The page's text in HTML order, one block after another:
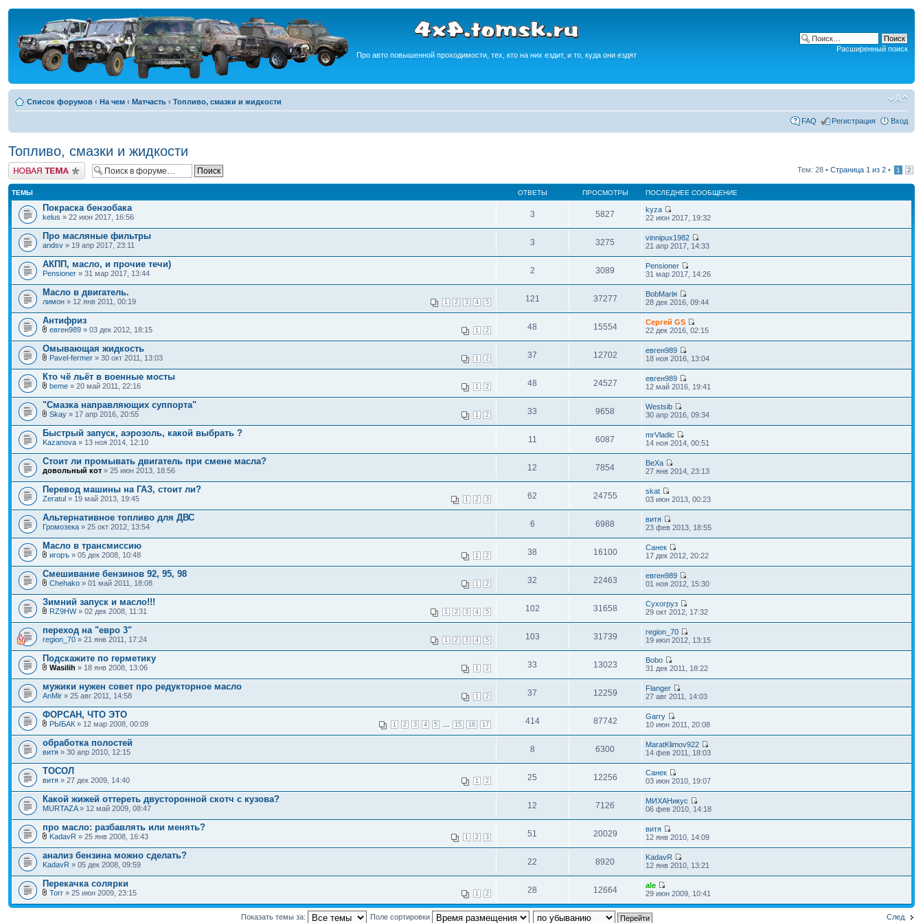
Про авто повышенной проходимости, тех, кто на них ездит, и то, куда они ездят
Расширенный поиск
Список форумов ‹ На чем ‹ Матчасть ‹ Топливо, смазки и жидкости
FAQ Регистрация Вход
Топливо, смазки и жидкости
Новая тема Тем: 28 • Страница 1 из 2 • 1 2
ТЕМЫ ОТВЕТЫ ПРОСМОТРЫ ПОСЛЕДНЕЕ СООБЩЕНИЕ
Покраска бензобака
kelus » 22 июн 2017, 16:56 3 5827
kyza
22 июн 2017, 19:32
Про масляные фильтры
andsv » 19 апр 2017, 23:11 3 3275
vinnipux1982
21 апр 2017, 14:33
АКПП, масло, и прочие течи)
Pensioner » 31 мар 2017, 13:44 2 3089
Pensioner
31 мар 2017, 14:26
Масло в двигатель.
1 2 3 4 5
лимон » 12 янв 2011, 00:19 121 37277
BobMarlя
28 дек 2016, 09:44
Антифриз
1 2
евген989 » 03 дек 2012, 18:15 48 15554
Сергей GS
22 дек 2016, 02:15
Омывающая жидкость
1 2
Pavel-fermer » 30 окт 2011, 13:03 37 12702
евген989
18 ноя 2016, 13:04
Кто чё льёт в военные мосты
1 2
beme » 20 май 2011, 22:16 48 24527
евген989
12 май 2016, 19:41
"Смазка направляющих суппорта"
1 2
Skay » 17 апр 2016, 20:55 33 9658
Westsib
30 апр 2016, 09:34
Быстрый запуск, аэрозоль, какой выбрать ?
Kazanova » 13 ноя 2014, 12:10 11 6087
mrVladic
14 ноя 2014, 00:51
Стоит ли промывать двигатель при смене масла?
довольный кот » 25 июн 2013, 18:56 12 7854
BeXa
27 янв 2014, 23:13
Перевод машины на ГАЗ, стоит ли?
1 2 3
Zeratul » 19 май 2013, 19:45 62 24755
skat
03 июн 2013, 00:23
Альтернативное топливо для ДВС
Громозека » 25 окт 2012, 13:54 6 6988
витя
23 фев 2013, 18:55
Масло в трансмиссию
1 2
игоръ » 05 дек 2008, 10:48 38 16100
Санек
17 дек 2012, 20:22
Смешивание бензинов 92, 95, 98
1 2
Chehako » 01 май 2011, 18:08 32 22463
евген989
01 ноя 2012, 15:30
Зимний запуск и масло!!!
1 2 3 4 5
RZ9HW» 02 дек 2008, 11:31 102 31658
Сухогруз
29 окт 2012, 17:32
переход на "евро 3"
1 2 3 4 5
region_70 » 21 янв 2011, 17:24 103 31739
region_70
19 июл 2012, 13:15
Подскажите по герметику
1 2
Wasilih » 18 янв 2008, 13:06 33 13023
Bobo
31 дек 2011, 18:22
мужики нужен совет про редукторное масло
1 2
AnMir » 25 авг 2011, 14:58 37 12259
Flanger
27 авг 2011, 14:03
ФОРСАН, ЧТО ЭТО
1 2 3 4 5 15 16 17
РЫБАК » 12 мар 2008, 00:09 414 87742
Garry
10 июн 2011, 20:08
обработка полостей
витя » 30 апр 2010, 12:15 8 6300
MaratKlimov922
14 фев 2011, 18:03
ТОСОЛ
1 2
витя » 27 дек 2009, 14:40 25 12256
Санек
03 июн 2010, 19:07
Какой жижей оттереть двусторонной скотч с кузова?
MURTAZA» 12 май 2009, 08:47 12 7126
МИХАНикус
06 фев 2010, 14:18
про масло: разбавлять или менять?
1 2 3
KadavR » 25 янв 2008, 16:43 51 20029
витя
12 янв 2010, 14:09
анализ бензина можно сделать?
KadavR » 05 дек 2008, 09:59 22 8920
KadavR
12 янв 2010, 13:21
Перекачка солярки
1 2
Torr » 25 июн 2009, 23:15 28 12664
ale
29 июн 2009, 10:41
След.
Показать темы за: Поле сортировки